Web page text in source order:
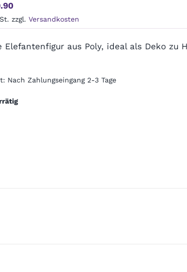
zzgl. Versandkosten
Elefantenfigur aus Poly, ideal als Deko zu
Nach Zahlungseingang 2-3 Tage